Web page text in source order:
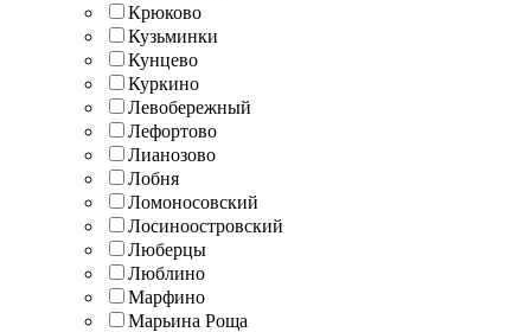
Крюково
Кузьминки
Кунцево
Куркино
Левобережный
Лефортово
Лианозово
Лобня
Ломоносовский
Лосиноостровский
Люберцы
Люблино
Марфино
Марьина Роща